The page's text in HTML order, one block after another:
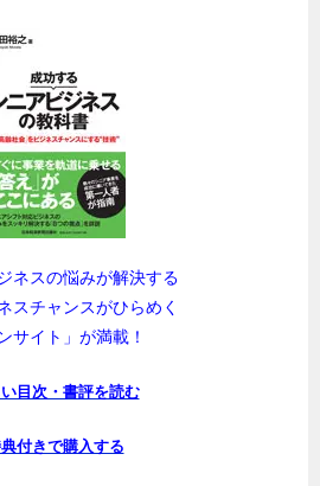
ネスの悩みが解決する
スチャンスがひらめく
サイト」が満載！
目次・書評を読む
付きで購入する